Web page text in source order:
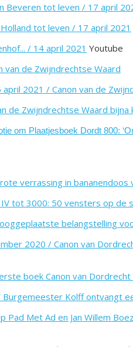
Beveren tot leven / 17 april
tot leven / 17 april 2021
/ 14 april 2021 Youtube
van de Zwijndrechtse Waard
2021 / Canon van de
de Zwijndrechtse Waard bijna
om Plaatjesboek Dordt 800:
verrassing in
tot 3000: 50 vensters op de
belangstelling
2020 / Canon van
boek Canon van
Kolff ontvangt
Met Ad en Jan Willem